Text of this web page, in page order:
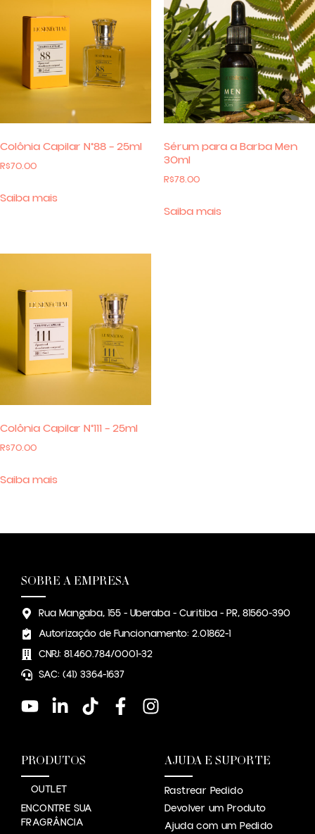
Colônia Capilar N°88 – 25ml
R$70.00
Saiba mais
Sérum para a Barba Men
30ml
R$78.00
Saiba mais
Colônia Capilar N°111 – 25ml
R$70.00
Saiba mais
SOBRE A EMPRESA
Rua Mangaba, 155 - Uberaba - Curitiba - PR, 81560-390
Autorização de Funcionamento: 2.01862-1
CNPJ: 81.460.784/0001-32
SAC: (41) 3364-1637
PRODUTOS
OUTLET
ENCONTRE SUA
FRAGRÂNCIA
AJUDA E SUPORTE
Rastrear Pedido
Devolver um Produto
Ajuda com um Pedido